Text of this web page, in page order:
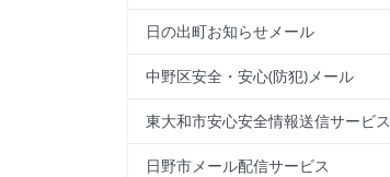
日の出町お知らせメール
中野区安全・安心(防犯)メール
東大和市安心安全情報送信サービス
日野市メール配信サービス